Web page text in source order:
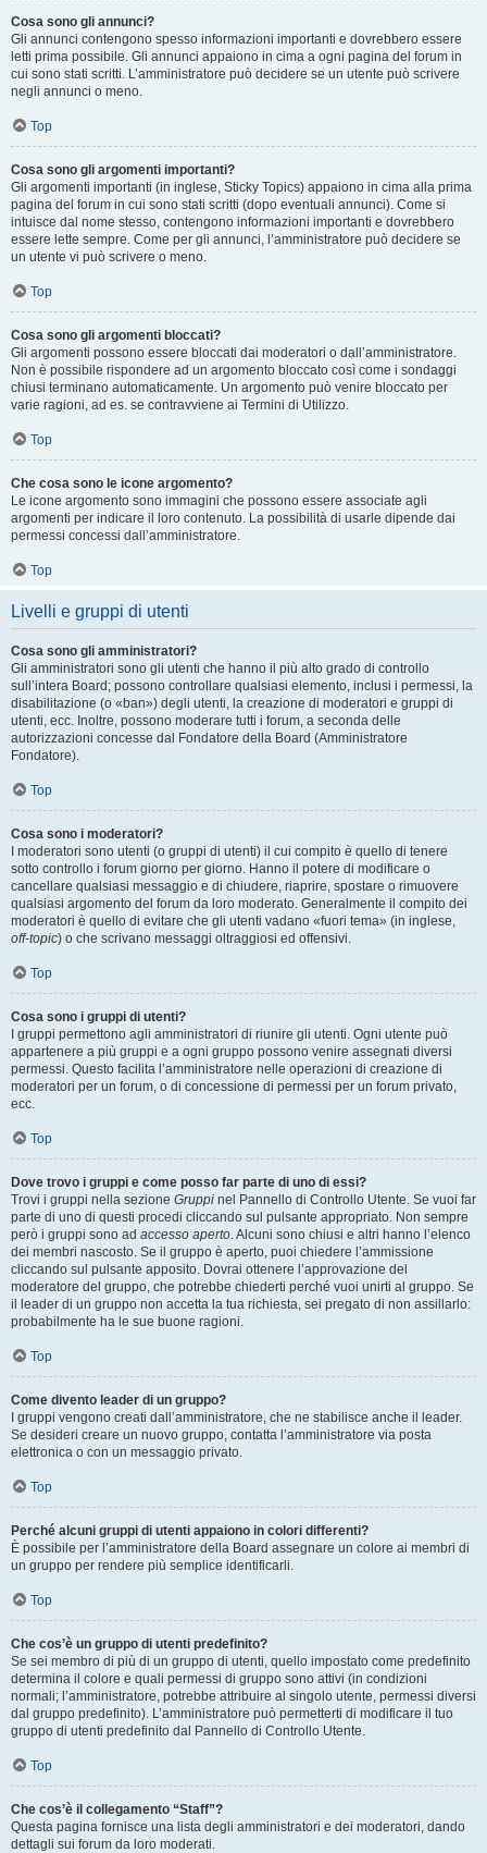
Cosa sono gli annunci?
Gli annunci contengono spesso informazioni importanti e dovrebbero essere
letti prima possibile. Gli annunci appaiono in cima a ogni pagina del forum in
cui sono stati scritti. L’amministratore può decidere se un utente può scrivere
negli annunci o meno.
Top
Cosa sono gli argomenti importanti?
Gli argomenti importanti (in inglese, Sticky Topics) appaiono in cima alla prima
pagina del forum in cui sono stati scritti (dopo eventuali annunci). Come si
intuisce dal nome stesso, contengono informazioni importanti e dovrebbero
essere lette sempre. Come per gli annunci, l’amministratore può decidere se
un utente vi può scrivere o meno.
Top
Cosa sono gli argomenti bloccati?
Gli argomenti possono essere bloccati dai moderatori o dall’amministratore.
Non è possibile rispondere ad un argomento bloccato così come i sondaggi
chiusi terminano automaticamente. Un argomento può venire bloccato per
varie ragioni, ad es. se contravviene ai Termini di Utilizzo.
Top
Che cosa sono le icone argomento?
Le icone argomento sono immagini che possono essere associate agli
argomenti per indicare il loro contenuto. La possibilità di usarle dipende dai
permessi concessi dall’amministratore.
Top
Livelli e gruppi di utenti
Cosa sono gli amministratori?
Gli amministratori sono gli utenti che hanno il più alto grado di controllo
sull’intera Board; possono controllare qualsiasi elemento, inclusi i permessi, la
disabilitazione (o «ban») degli utenti, la creazione di moderatori e gruppi di
utenti, ecc. Inoltre, possono moderare tutti i forum, a seconda delle
autorizzazioni concesse dal Fondatore della Board (Amministratore
Fondatore).
Top
Cosa sono i moderatori?
I moderatori sono utenti (o gruppi di utenti) il cui compito è quello di tenere
sotto controllo i forum giorno per giorno. Hanno il potere di modificare o
cancellare qualsiasi messaggio e di chiudere, riaprire, spostare o rimuovere
qualsiasi argomento del forum da loro moderato. Generalmente il compito dei
moderatori è quello di evitare che gli utenti vadano «fuori tema» (in inglese,
off-topic) o che scrivano messaggi oltraggiosi ed offensivi.
Top
Cosa sono i gruppi di utenti?
I gruppi permettono agli amministratori di riunire gli utenti. Ogni utente può
appartenere a più gruppi e a ogni gruppo possono venire assegnati diversi
permessi. Questo facilita l’amministratore nelle operazioni di creazione di
moderatori per un forum, o di concessione di permessi per un forum privato,
ecc.
Top
Dove trovo i gruppi e come posso far parte di uno di essi?
Trovi i gruppi nella sezione Gruppi nel Pannello di Controllo Utente. Se vuoi far
parte di uno di questi procedi cliccando sul pulsante appropriato. Non sempre
però i gruppi sono ad accesso aperto. Alcuni sono chiusi e altri hanno l’elenco
dei membri nascosto. Se il gruppo è aperto, puoi chiedere l’ammissione
cliccando sul pulsante apposito. Dovrai ottenere l’approvazione del
moderatore del gruppo, che potrebbe chiederti perché vuoi unirti al gruppo. Se
il leader di un gruppo non accetta la tua richiesta, sei pregato di non assillarlo:
probabilmente ha le sue buone ragioni.
Top
Come divento leader di un gruppo?
I gruppi vengono creati dall’amministratore, che ne stabilisce anche il leader.
Se desideri creare un nuovo gruppo, contatta l’amministratore via posta
elettronica o con un messaggio privato.
Top
Perché alcuni gruppi di utenti appaiono in colori differenti?
È possibile per l’amministratore della Board assegnare un colore ai membri di
un gruppo per rendere più semplice identificarli.
Top
Che cos’è un gruppo di utenti predefinito?
Se sei membro di più di un gruppo di utenti, quello impostato come predefinito
determina il colore e quali permessi di gruppo sono attivi (in condizioni
normali; l’amministratore, potrebbe attribuire al singolo utente, permessi diversi
dal gruppo predefinito). L’amministratore può permetterti di modificare il tuo
gruppo di utenti predefinito dal Pannello di Controllo Utente.
Top
Che cos’è il collegamento “Staff”?
Questa pagina fornisce una lista degli amministratori e dei moderatori, dando
dettagli sui forum da loro moderati.